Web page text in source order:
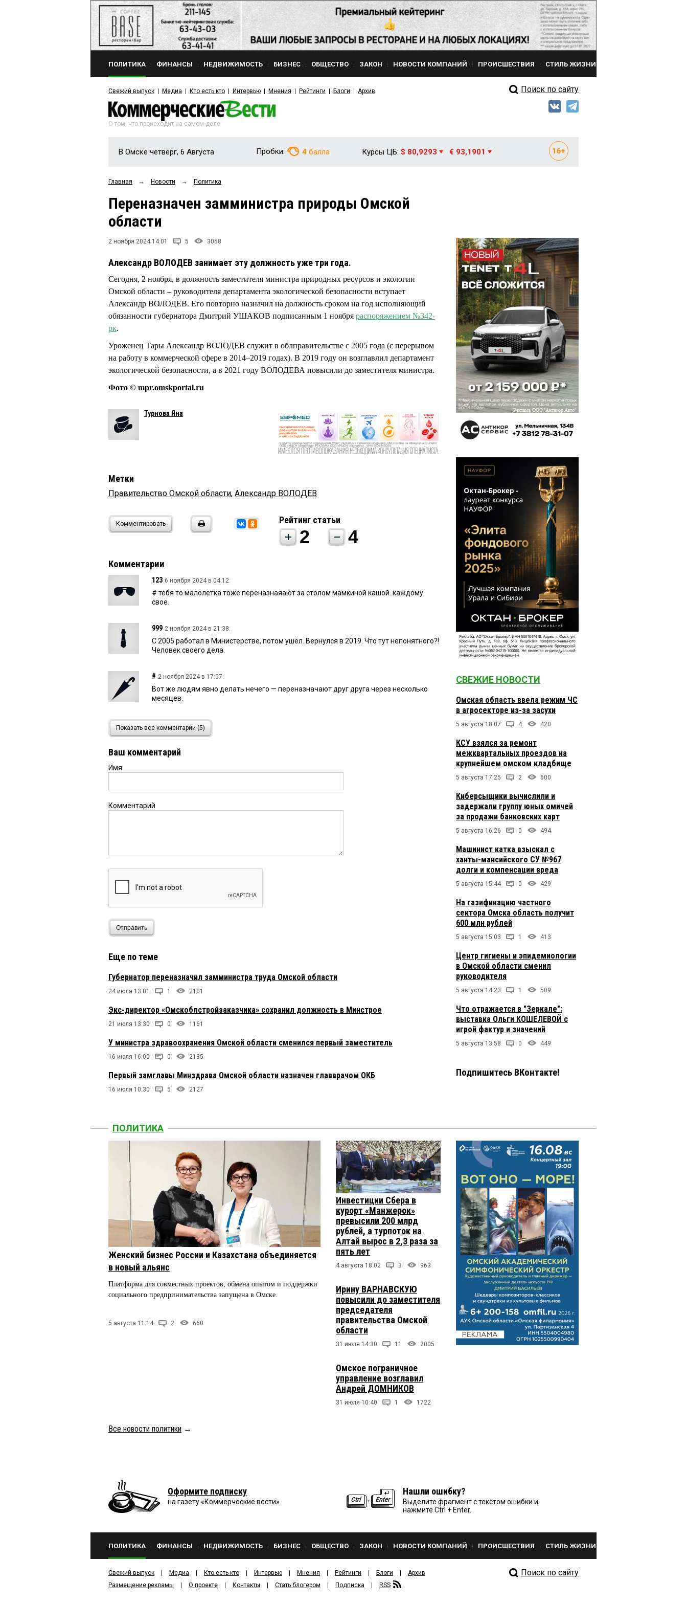
ПОЛИТИКА ФИНАНСЫ НЕДВИЖИМОСТЬ БИЗНЕС ОБЩЕСТВО ЗАКОН НОВОСТИ КОМПАНИЙ ПРОИСШЕСТВИЯ СТИЛЬ ЖИЗНИ
Свежий выпуск Медиа Кто есть кто Интервью Мнения Рейтинги Блоги Архив Поиск по сайту
О том, что происходит на самом деле
В Омске четверг, 6 Августа Пробки: 4 балла Курсы ЦБ: $ 80,9293 € 93,1901
Главная → Новости → Политика
Переназначен замминистра природы Омской
области
2 ноября 2024 14:01 5 3058
Александр ВОЛОДЕВ занимает эту должность уже три года.
Сегодня, 2 ноября, в должность заместителя министра природных ресурсов и экологии
Омской области – руководителя департамента экологической безопасности вступает
Александр ВОЛОДЕВ. Его повторно назначил на должность сроком на год исполняющий
обязанности губернатора Дмитрий УШАКОВ подписанным 1 ноября распоряжением №342-
рк.
Уроженец Тары Александр ВОЛОДЕВ служит в облправительстве с 2005 года (с перерывом
на работу в коммерческой сфере в 2014–2019 годах). В 2019 году он возглавлил департамент
экологической безопасности, а в 2021 году ВОЛОДЕВА повысили до заместителя министра.
Фото © mpr.omskportal.ru
Турнова Яна
Метки
Правительство Омской области, Александр ВОЛОДЕВ
Комментировать Рейтинг статьи
2 4
Комментарии
123 6 ноября 2024 в 04:12:
# тебя то малолетка тоже переназнаяают за столом мамкиной кашой. каждому
свое.
999 2 ноября 2024 в 21:38:
С 2005 работал в Министерстве, потом ушёл. Вернулся в 2019. Что тут непонятного?!
Человек своего дела.
# 2 ноября 2024 в 17:07:
Вот же людям явно делать нечего — переназначают друг друга через несколько
месяцев.
2 ноября 2024 в 15:53:
А я всех послал
Верона 2 ноября 2024 в 14:30:
Показать все комментарии (5)
Ваш комментарий
Имя
Комментарий
Отправить
Еще по теме
Губернатор переназначил замминистра труда Омской области
24 июля 13:01 1 2101
Экс-директор «Омскоблстройзаказчика» сохранил должность в Минстрое
21 июля 13:30 0 1161
У министра здравоохранения Омской области сменился первый заместитель
16 июля 16:00 0 2135
Первый замглавы Минздрава Омской области назначен главврачом ОКБ
16 июля 10:30 5 2127
СВЕЖИЕ НОВОСТИ
Омская область ввела режим ЧС
в агросекторе из-за засухи
5 августа 18:07 4 420
КСУ взялся за ремонт
межквартальных проездов на
крупнейшем омском кладбище
5 августа 17:25 2 600
Киберсыщики вычислили и
задержали группу юных омичей
за продажи банковских карт
5 августа 16:26 0 494
Машинист катка взыскал с
ханты-мансийского СУ №967
долги и компенсации вреда
5 августа 15:44 0 429
На газификацию частного
сектора Омска область получит
600 млн рублей
5 августа 15:03 1 413
Центр гигиены и эпидемиологии
в Омской области сменил
руководителя
5 августа 14:23 1 509
Что отражается в "Зеркале":
выставка Ольги КОШЕЛЕВОЙ с
игрой фактур и значений
5 августа 13:58 0 449
Подпишитесь ВКонтакте!
ПОЛИТИКА
Женский бизнес России и Казахстана объединяется
в новый альянс
Платформа для совместных проектов, обмена опытом и поддержки
социального предпринимательства запущена в Омске.
5 августа 11:14 2 660
Инвестиции Сбера в
курорт «Манжерок»
превысили 200 млрд
рублей, а турпоток на
Алтай вырос в 2,3 раза за
пять лет
4 августа 18:02 3 963
Ирину ВАРНАВСКУЮ
повысили до заместителя
председателя
правительства Омской
области
31 июля 14:30 11 2005
Омское пограничное
управление возглавил
Андрей ДОМНИКОВ
31 июля 10:40 1 1722
Все новости политики →
Оформите подписку
на газету «Коммерческие вести»
Нашли ошибку?
Выделите фрагмент с текстом ошибки и
нажмите Ctrl + Enter.
ПОЛИТИКА ФИНАНСЫ НЕДВИЖИМОСТЬ БИЗНЕС ОБЩЕСТВО ЗАКОН НОВОСТИ КОМПАНИЙ ПРОИСШЕСТВИЯ СТИЛЬ ЖИЗНИ
Свежий выпуск Медиа Кто есть кто Интервью Мнения Рейтинги Блоги
Архив
Размещение рекламы
О проекте Контакты Стать блогером Подписка RSS
Поиск по сайту